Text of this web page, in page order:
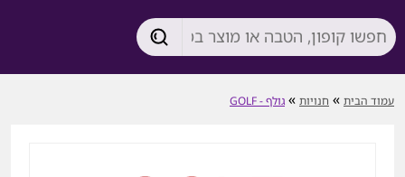
עמוד הבית » חנויות » גולף - GOLF